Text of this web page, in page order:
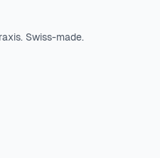
Swiss-made.